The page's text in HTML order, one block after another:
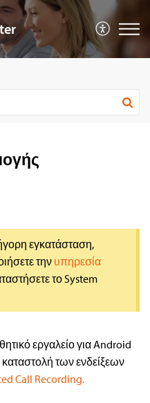
εγκατάσταση,
την υπηρεσία
το System
εργαλείο για Android
των ενδείξεων
Call Recording.